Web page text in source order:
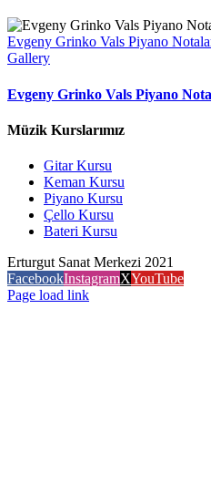
Evgeny Grinko Vals Piyano
Gallery
Evgeny Grinko Vals Piyano
Müzik Kurslarımız
Gitar Kursu
Keman Kursu
Piyano Kursu
Çello Kursu
Bateri Kursu
Erturgut Sanat Merkezi 2021
FacebookInstagramXYouTube
Page load link